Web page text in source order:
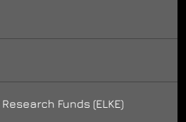
Funds (ELKE)